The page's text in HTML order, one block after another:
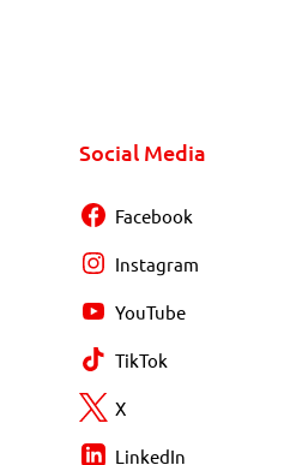
Social Media
Facebook
Instagram
YouTube
TikTok
X
LinkedIn